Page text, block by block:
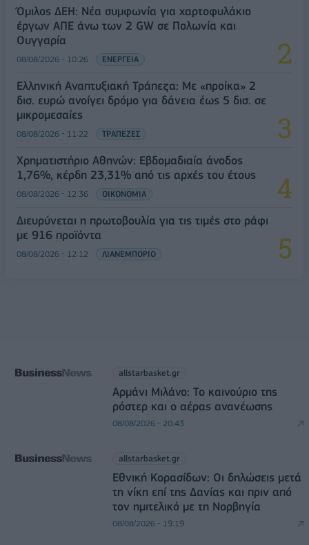
Όμιλος ΔΕΗ: Νέα συμφωνία για χαρτοφυλάκιο
έργων ΑΠΕ άνω των 2 GW σε Πολωνία και
Ουγγαρία
08/08/2026 - 10:26 ΕΝΕΡΓΕΙΑ
Ελληνική Αναπτυξιακή Τράπεζα: Με «προίκα» 2
δισ. ευρώ ανοίγει δρόμο για δάνεια έως 5 δισ. σε
μικρομεσαίες
08/08/2026 - 11:22 ΤΡΑΠΕΖΕΣ
Χρηματιστήριο Αθηνών: Εβδομαδιαία άνοδος
1,76%, κέρδη 23,31% από τις αρχές του έτους
08/08/2026 - 12:36 ΟΙΚΟΝΟΜΙΑ
Διευρύνεται η πρωτοβουλία για τις τιμές στο ράφι
με 916 προϊόντα
08/08/2026 - 12:12 ΛΙΑΝΕΜΠΟΡΙΟ
allstarbasket.gr
Αρμάνι Μιλάνο: Το καινούριο της
ρόστερ και ο αέρας ανανέωσης
08/08/2026 - 20:43
allstarbasket.gr
Εθνική Κορασίδων: Οι δηλώσεις μετά
τη νίκη επί της Δανίας και πριν από
τον ημιτελικό με τη Νορβηγία
08/08/2026 - 19:19